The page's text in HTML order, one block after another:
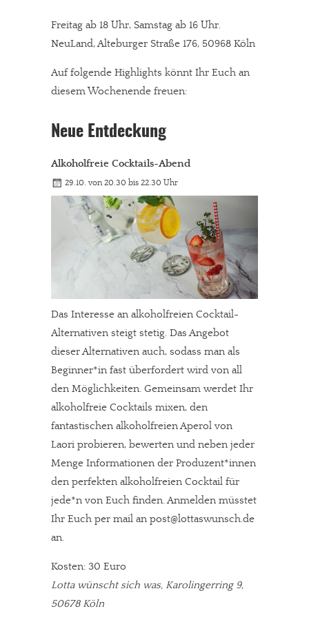
Freitag ab 18 Uhr, Samstag ab 16 Uhr.
NeuLand, Alteburger Straße 176, 50968 Köln
Auf folgende Highlights könnt Ihr Euch an
diesem Wochenende freuen:
Neue Entdeckung
Alkoholfreie Cocktails-Abend
29.10. von 20.30 bis 22.30 Uhr
Das Interesse an alkoholfreien Cocktail-
Alternativen steigt stetig. Das Angebot
dieser Alternativen auch, sodass man als
Beginner*in fast überfordert wird von all
den Möglichkeiten. Gemeinsam werdet Ihr
alkoholfreie Cocktails mixen, den
fantastischen alkoholfreien Aperol von
Laori probieren, bewerten und neben jeder
Menge Informationen der Produzent*innen
den perfekten alkoholfreien Cocktail für
jede*n von Euch finden. Anmelden müsstet
Ihr Euch per mail an post@lottaswunsch.de
an.
Kosten: 30 Euro
Lotta wünscht sich was, Karolingerring 9,
50678 Köln